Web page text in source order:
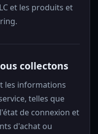
et les produits et
collectons
les informations
telles que
de connexion et
d'achat ou